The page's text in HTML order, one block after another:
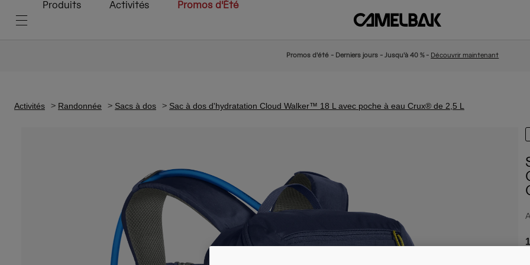
Produits Activités Promos d'Été
Promos d'été - Derniers jours - Jusqu'à 40 % - Découvrir maintenant
Activités Randonnée Sacs à dos Sac à dos d'hydratation Cloud Walker™ 18 L avec poche à eau Crux® de 2,5 L